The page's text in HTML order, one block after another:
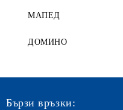
МАПЕД
ДОМИНО
Бързи връзки: